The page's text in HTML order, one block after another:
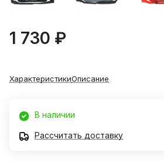
1 730 ₽
ХарактеристикиОписание
В наличии
Рассчитать доставку